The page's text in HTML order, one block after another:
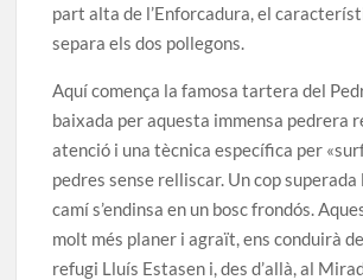
part alta de l’Enforcadura, el
separa els dos pollegons.
Aquí comença la famosa tartera del
baixada per aquesta immensa pedrera
atenció i una tècnica específica per
pedres sense relliscar. Un cop
camí s’endinsa en un bosc frondós.
molt més planer i agraït, ens conduirà
refugi Lluís Estasen i, des d’allà, al